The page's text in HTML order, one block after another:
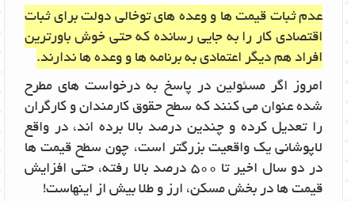
عدم ثبات قیمت ها و وعده های توخالی دولت برای ثبات
اقتصادی کار را به جایی رسانده که حتی خوش باورترین
افراد هم دیگر اعتمادی به برنامه ها و وعده ها ندارند.
امروز اگر مسئولین در پاسخ به درخواست های مطرح
شده عنوان می کنند که سطح حقوق کارمندان و کارگران
را تعدیل کرده و چندین درصد بالا برده اند، در واقع
لاپوشانی یک واقعیت بزرگتر است، چون سطح قیمت ها
در دو سال اخیر تا 500 درصد بالا رفته، حتی افزایش
قیمت ها در بخش مسکن، ارز و طلا بیش از اینهاست!